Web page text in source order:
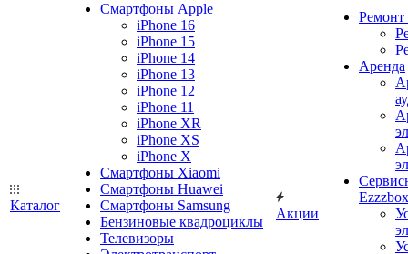
Каталог
Смартфоны Apple
iPhone 16
iPhone 15
iPhone 14
iPhone 13
iPhone 12
iPhone 11
iPhone XR
iPhone XS
iPhone X
Смартфоны Xiaomi
Смартфоны Huawei
Смартфоны Samsung
Бензиновые квадроциклы
Телевизоры
Акции
Ремонт
Аренда
Ezzzbox